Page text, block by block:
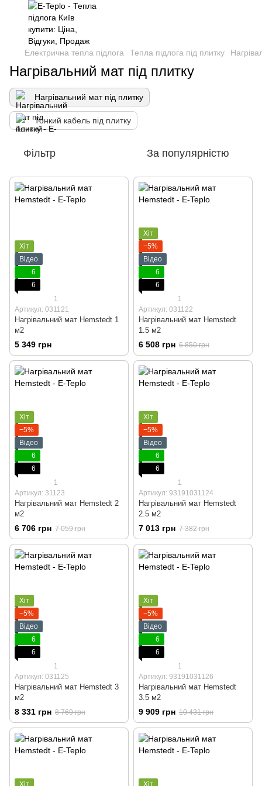
Електрична тепла підлога Тепла підлога під плитку
Нагрівальний мат під плитку
Нагрівальний мат під плитку
Тонкий кабель під плитку
Фільтр За популярністю
Хіт
Відео
6
6
1
Артикул: 031121
Нагрівальний мат Hemstedt 1
м2
5 349 грн
Хіт
−5%
Відео
6
6
1
Артикул: 031122
Нагрівальний мат Hemstedt
1.5 м2
6 508 грн 6 850 грн
Хіт
−5%
Відео
6
6
1
Артикул: 31123
Нагрівальний мат Hemstedt 2
м2
6 706 грн 7 059 грн
Хіт
−5%
Відео
6
6
1
Артикул: 93191031124
Нагрівальний мат Hemstedt
2.5 м2
7 013 грн 7 382 грн
Хіт
−5%
Відео
6
6
1
Артикул: 031125
Нагрівальний мат Hemstedt 3
м2
8 331 грн 8 769 грн
Хіт
−5%
Відео
6
6
1
Артикул: 93191031126
Нагрівальний мат Hemstedt
3.5 м2
9 909 грн 10 431 грн